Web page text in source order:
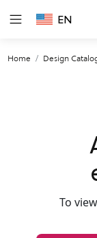
EN
Home Design
To